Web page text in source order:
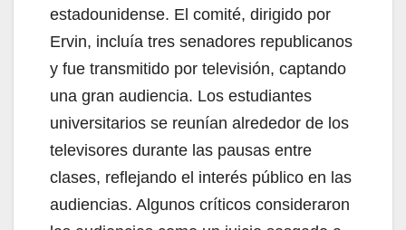
estadounidense. El comité, dirigido por
Ervin, incluía tres senadores republicanos
y fue transmitido por televisión, captando
una gran audiencia. Los estudiantes
universitarios se reunían alrededor de los
televisores durante las pausas entre
clases, reflejando el interés público en las
audiencias. Algunos críticos consideraron